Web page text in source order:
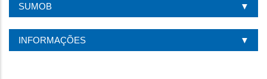
SUMOB
INFORMAÇÕES